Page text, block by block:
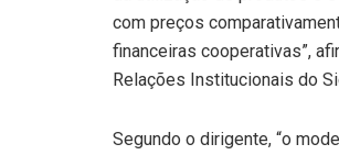
com preços
financeiras cooperativas”,
Relações Institucionais do
Segundo o dirigente, “o